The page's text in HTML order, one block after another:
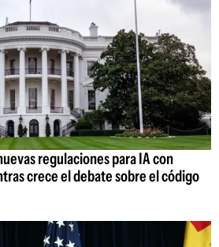
regulaciones para IA con
crece el debate sobre el código